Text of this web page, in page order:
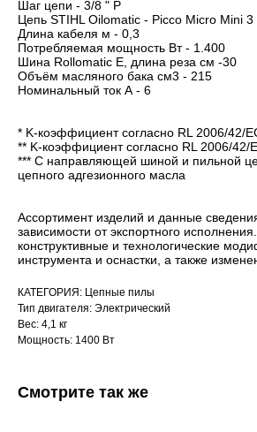
Шаг цепи - 3/8 " P
Цепь STIHL Oilomatic - Picco Micro Mini 3
Длина кабеля м - 0,3
Потребляемая мощность Вт - 1.400
Шина Rollomatic E, длина реза см -30
Объём масляного бака см3 - 215
Номинальный ток А - 6
* K-коэффициент согласно RL 2006/42/
** K-коэффициент согласно RL 2006/42/
*** С направляющей шиной и пильной
цепного адгезионного масла
Ассортимент изделий и данные
зависимости от экспортного
конструктивные и технологические
инструмента и оснастки, а также
КАТЕГОРИЯ: Цепные пилы
Тип двигателя: Электрический
Вес: 4,1 кг
Мощность: 1400 Вт
Смотрите так же